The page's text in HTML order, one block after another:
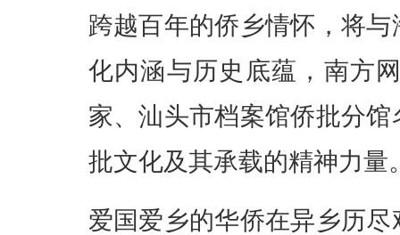
跨越百年的侨乡情怀，将
化内涵与历史底蕴，南方
家、汕头市档案馆侨批分
批文化及其承载的精神力量
爱国爱乡的华侨在异乡历